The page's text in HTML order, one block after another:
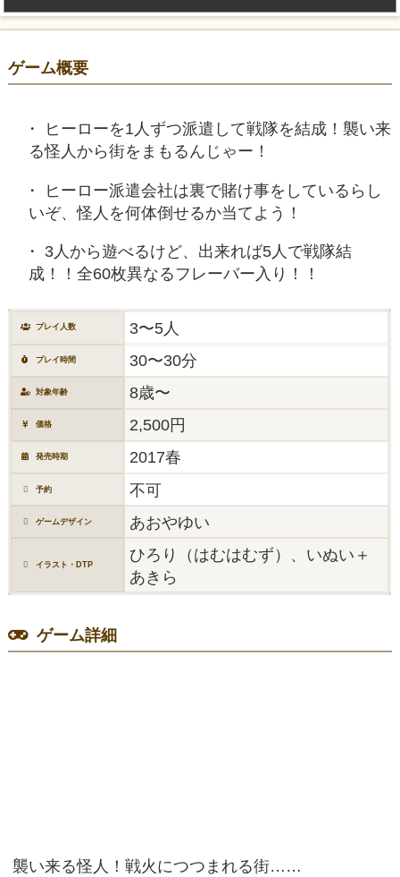
ゲーム概要
ヒーローを1人ずつ派遣して戦隊を結成！襲い来
る怪人から街をまもるんじゃー！
ヒーロー派遣会社は裏で賭け事をしているらし
いぞ、怪人を何体倒せるか当てよう！
3人から遊べるけど、出来れば5人で戦隊結
成！！全60枚異なるフレーバー入り！！
プレイ人数 3〜5人
プレイ時間 30〜30分
対象年齢 8歳〜
価格 2,500円
発売時期 2017春
予約 不可
ゲームデザイン あおやゆい
イラスト・DTP
ひろり（はむはむず）、いぬい＋
あきら
ゲーム詳細
襲い来る怪人！戦火につつまれる街……